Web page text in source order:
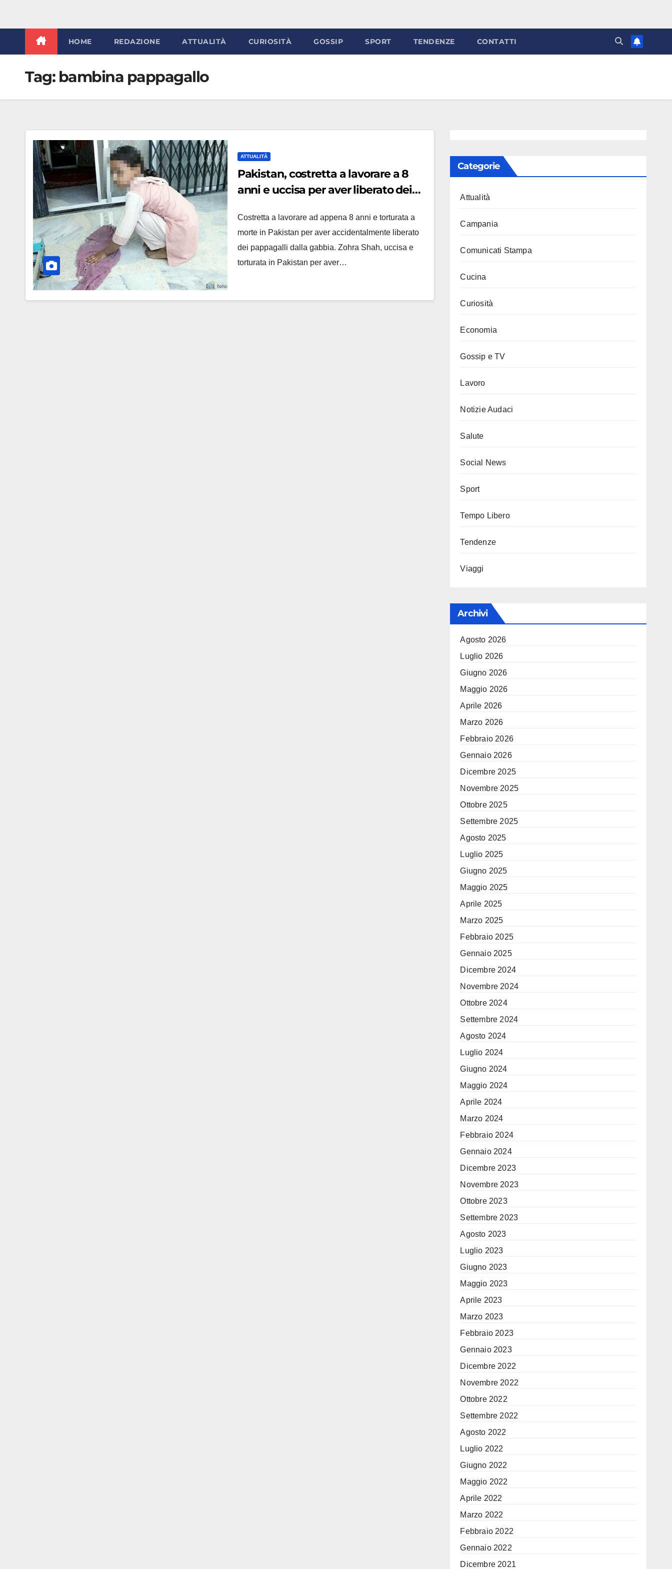
HOME REDAZIONE ATTUALITÀ CURIOSITÀ GOSSIP SPORT TENDENZE CONTATTI
Tag: bambina pappagallo
ATTUALITÀ
Pakistan, costretta a lavorare a 8
anni e uccisa per aver liberato dei
Shah
Costretta a lavorare ad appena 8 anni e torturata a
morte in Pakistan per aver accidentalmente liberato
dei pappagalli dalla gabbia. Zohra Shah, uccisa e
torturata in Pakistan per aver…
Categorie
Attualità
Campania
Comunicati Stampa
Cucina
Curiosità
Economia
Gossip e TV
Lavoro
Notizie Audaci
Salute
Social News
Sport
Tempo Libero
Tendenze
Viaggi
Archivi
Agosto 2026
Luglio 2026
Giugno 2026
Maggio 2026
Aprile 2026
Marzo 2026
Febbraio 2026
Gennaio 2026
Dicembre 2025
Novembre 2025
Ottobre 2025
Settembre 2025
Agosto 2025
Luglio 2025
Giugno 2025
Maggio 2025
Aprile 2025
Marzo 2025
Febbraio 2025
Gennaio 2025
Dicembre 2024
Novembre 2024
Ottobre 2024
Settembre 2024
Agosto 2024
Luglio 2024
Giugno 2024
Maggio 2024
Aprile 2024
Marzo 2024
Febbraio 2024
Gennaio 2024
Dicembre 2023
Novembre 2023
Ottobre 2023
Settembre 2023
Agosto 2023
Luglio 2023
Giugno 2023
Maggio 2023
Aprile 2023
Marzo 2023
Febbraio 2023
Gennaio 2023
Dicembre 2022
Novembre 2022
Ottobre 2022
Settembre 2022
Agosto 2022
Luglio 2022
Giugno 2022
Maggio 2022
Aprile 2022
Marzo 2022
Febbraio 2022
Gennaio 2022
Dicembre 2021